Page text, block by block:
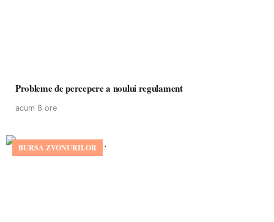
Probleme de percepere a noului regulament
acum 8 ore
BURSA ZVONURILOR